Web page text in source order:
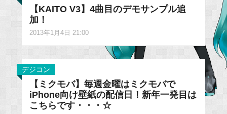
【KAITO V3】4曲目のデモサンプル追
加！
2013年1月4日 21:00
デジコン
【ミクモバ】毎週金曜はミクモバで
iPhone向け壁紙の配信日！新年一発目は
こちらです・・・☆